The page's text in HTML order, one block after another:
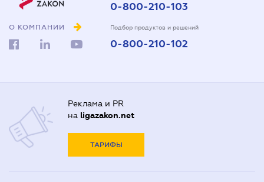
О КОМПАНИИ
0-800-210-103
Подбор продуктов и решений
0-800-210-102
Реклама и PR
на ligazakon.net
ТАРИФЫ